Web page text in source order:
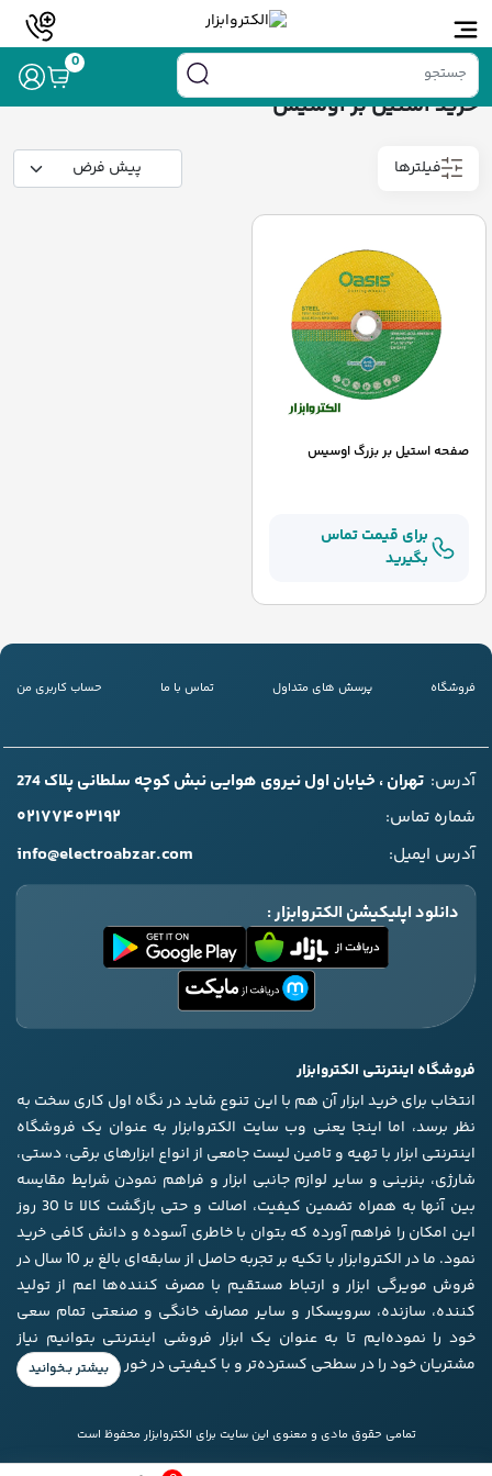
0 خانه/ محصولات برچسب خورده “خرید استیل بر اوسیس”
خرید استیل بر اوسیس
فیلترها
صفحه استیل بر بزرگ اوسیس
برای قیمت تماس
بگیرید
فروشگاه پرسش های متداول تماس با ما حساب کاربری من
آدرس: تهران ، خیابان اول نیروی هوایی نبش کوچه سلطانی پلاک 274
شماره تماس:
۰۲۱۷۷۴۰۳۱۹۲
آدرس ایمیل: info@electroabzar.com
دانلود اپلیکیشن الکتروابزار :
فروشگاه اینترنتی الکتروابزار
انتخاب برای خرید ابزار آن هم با این تنوع شاید در نگاه اول کاری سخت به
نظر برسد، اما اینجا یعنی وب سایت الکتروابزار به عنوان یک فروشگاه
اینترنتی ابزار با تهیه و تامین لیست جامعی از انواع ابزار‌های برقی، دستی،
شارژی، بنزینی و سایر لوازم جانبی ابزار و فراهم نمودن شرایط مقایسه
بین آنها به همراه تضمین کیفیت، اصالت و حتی بازگشت کالا تا 30 روز
این امکان را فراهم آورده که بتوان با خاطری آسوده و دانش کافی خرید
نمود. ما در الکتروابزار با تکیه بر تجربه حاصل از سابقه‌ای بالغ بر 10 سال در
فروش مویرگی ابزار و ارتباط مستقیم با مصرف کننده‌ها اعم از تولید
کننده، سازنده، سرویسکار و سایر مصارف خانگی و صنعتی تمام سعی
خود را نموده‌ایم تا به عنوان یک ابزار فروشی اینترنتی بتوانیم نیاز
مشتریان خود را در سطحی کسترده‌تر و با کیفیتی در خور برآورده کنیم.
تمامی حقوق مادی و معنوی این سایت برای الکتروابزار محفوظ است